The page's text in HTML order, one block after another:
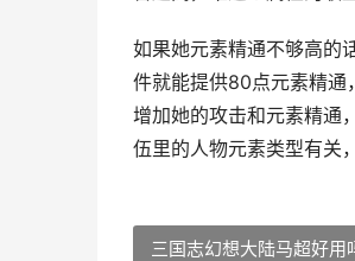
如果她元素精通不够高的
件就能提供80点元素精通
增加她的攻击和元素精通
伍里的人物元素类型有关
三国志幻想大陆马超好